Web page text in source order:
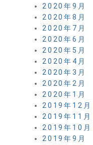
2020年9月
2020年8月
2020年7月
2020年6月
2020年5月
2020年4月
2020年3月
2020年2月
2020年1月
2019年12月
2019年11月
2019年10月
2019年9月